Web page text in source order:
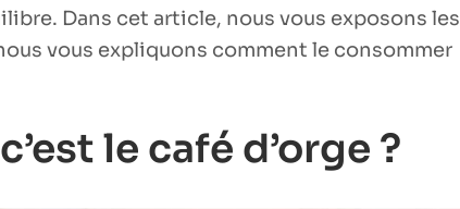
Dans cet article, nous vous exposons les
vous expliquons comment le consommer
le café d’orge ?